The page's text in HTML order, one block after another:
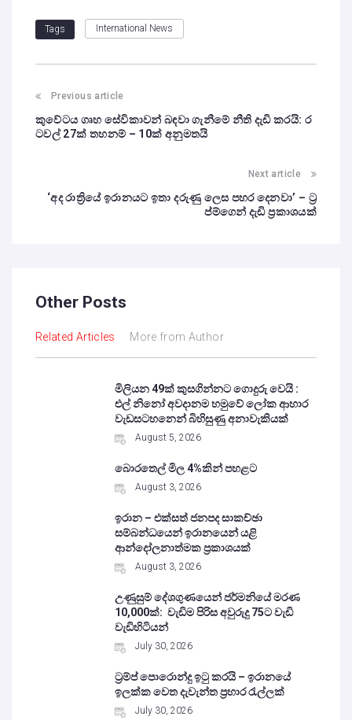
Tags International News
Previous article
කුවේටය ගෘහ සේවිකාවන් බඳවා ගැනීමේ නීති දැඩි කරයි: ර
ටවල් 27ක් තහනම් – 10ක් අනුමතයි
Next article
‘අද රාත්‍රියේ ඉරානයට ඉතා දරුණු ලෙස පහර දෙනවා’ – ට්‍ර
ප්ම්ගෙන් දැඩි ප්‍රකාශයක්
Other Posts
Related Articles More from Author
මිලියන 49ක් කුසගින්නට ගොදුරු වෙයි :
එල් නිනෝ අවදානම හමුවේ ලෝක ආහාර
වැඩසටහනෙන් බිහිසුණු අනාවැකියක්
August 5, 2026
බොරතෙල් මිල 4%කින් පහළට
August 3, 2026
ඉරාන – එක්සත් ජනපද සාකච්ඡා
සම්බන්ධයෙන් ඉරානයෙන් යළි
ආන්දෝලනාත්මක ප්‍රකාශයක්
August 3, 2026
උණුසුම් දේශගුණයෙන් ජර්මනියේ මරණ
10,000ක්: වැඩිම පිරිස අවුරුදු 75ට වැඩි
වැඩිහිටියන්
July 30, 2026
ට්‍රම්ප් පොරොන්දු ඉටු කරයි – ඉරානයේ
ඉලක්ක වෙත දැවැන්ත ප්‍රහාර රැල්ලක්
July 30, 2026